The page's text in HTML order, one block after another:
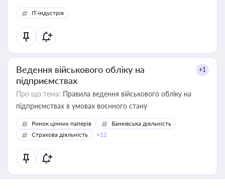
IT-індустрія
Ведення військового обліку на
підприємствах
+1
Про що тема: Правила ведення військового обліку на
підприємствах в умовах воєнного стану
Ринок цінних паперів
Банківська діяльність
Страхова діяльність
+12